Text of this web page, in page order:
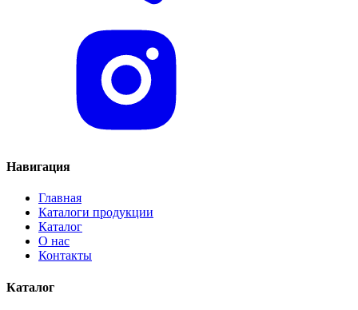
Навигация
Главная
Каталоги продукции
Каталог
О нас
Контакты
Каталог